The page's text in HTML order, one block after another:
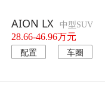
AION LX 中型SUV
28.66-46.96万元
配置 车圈